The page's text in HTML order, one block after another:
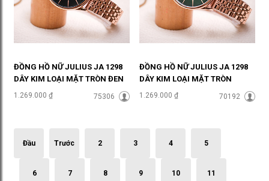
ĐỒNG HỒ NỮ JULIUS JA 1298
DÂY KIM LOẠI MẶT TRÒN ĐEN
THANH LỊCH ĐHĐ37604
1.269.000 ₫ 75306
ĐỒNG HỒ NỮ JULIUS JA 1298
DÂY KIM LOẠI MẶT TRÒN
XANH LỤC THỜI
1.269.000 ₫ 70192
Đầu Trước 2 3 4 5
6 7 8 9 10 11